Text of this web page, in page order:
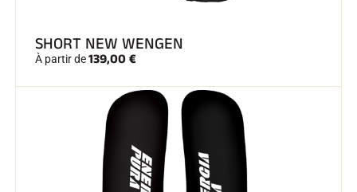
SHORT NEW WENGEN
À partir de139,00 €